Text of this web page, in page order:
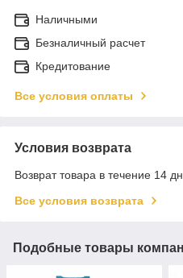
Наличными
Безналичный расчет
Кредитование
Все условия оплаты
Условия возврата
Возврат товара в течение 14
Все условия возврата
Подобные товары